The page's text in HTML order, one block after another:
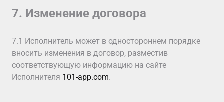
7. Изменение договора
7.1 Исполнитель может в одностороннем порядке
вносить изменения в договор, разместив
соответствующую информацию на сайте
Исполнителя 101-app.com.